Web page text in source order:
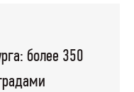
более 350